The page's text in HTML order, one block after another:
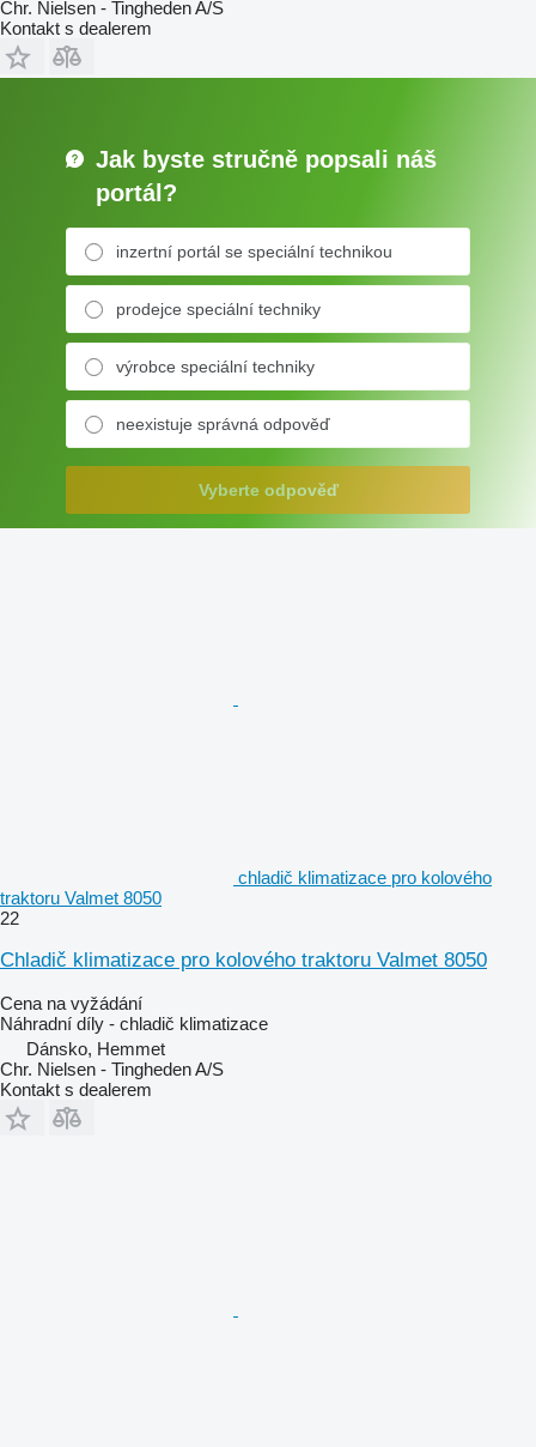
Chr. Nielsen - Tingheden A/S
Kontakt s dealerem
Jak byste stručně popsali náš
portál?
inzertní portál se speciální technikou
prodejce speciální techniky
výrobce speciální techniky
neexistuje správná odpověď
Vyberte odpověď
chladič klimatizace pro kolového
traktoru Valmet 8050
22
Chladič klimatizace pro kolového traktoru Valmet 8050
Cena na vyžádání
Náhradní díly - chladič klimatizace
Dánsko, Hemmet
Chr. Nielsen - Tingheden A/S
Kontakt s dealerem